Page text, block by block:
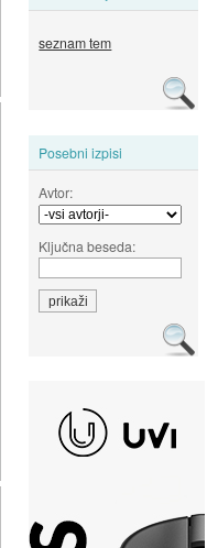
seznam tem
Posebni izpisi
Avtor:
Ključna beseda: